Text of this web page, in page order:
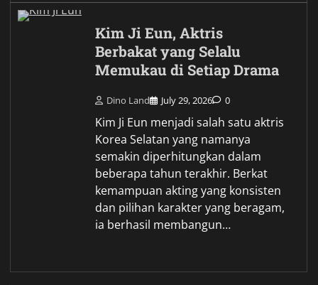
Kim Ji Eun, Aktris
Berbakat yang Selalu
Memukau di Setiap Drama
Dino Land July 29, 2026 0
Kim Ji Eun menjadi salah satu aktris
Korea Selatan yang namanya
semakin diperhitungkan dalam
beberapa tahun terakhir. Berkat
kemampuan akting yang konsisten
dan pilihan karakter yang beragam,
ia berhasil membangun…